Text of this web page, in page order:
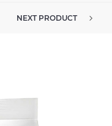
NEXT PRODUCT